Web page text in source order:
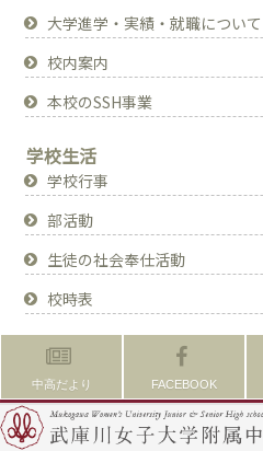
大学進学・実績・就職について
校内案内
本校のSSH事業
学校生活
学校行事
部活動
生徒の社会奉仕活動
校時表
中高だより FACEBOOK